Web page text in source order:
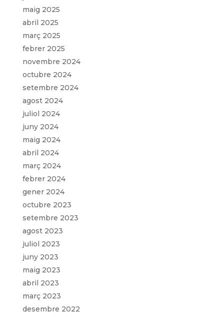
maig 2025
abril 2025
març 2025
febrer 2025
novembre 2024
octubre 2024
setembre 2024
agost 2024
juliol 2024
juny 2024
maig 2024
abril 2024
març 2024
febrer 2024
gener 2024
octubre 2023
setembre 2023
agost 2023
juliol 2023
juny 2023
maig 2023
abril 2023
març 2023
desembre 2022